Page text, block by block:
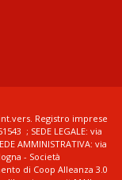
int.vers. Registro imprese
; SEDE LEGALE: via
AMMINISTRATIVA: via
- Società
di Coop Alleanza 3.0